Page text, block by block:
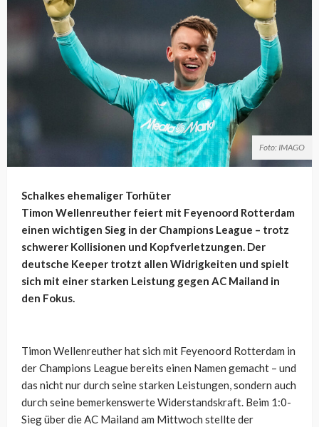
Foto: IMAGO
Schalkes ehemaliger Torhüter
Timon Wellenreuther feiert mit Feyenoord Rotterdam
einen wichtigen Sieg in der Champions League – trotz
schwerer Kollisionen und Kopfverletzungen. Der
deutsche Keeper trotzt allen Widrigkeiten und spielt
sich mit einer starken Leistung gegen AC Mailand in
den Fokus.
Timon Wellenreutherhat sich mit Feyenoord Rotterdam in
der Champions League bereits einen Namen gemacht – und
das nicht nur durch seine starken Leistungen, sondern auch
durch seine bemerkenswerte Widerstandskraft. Beim 1:0-
Sieg über die AC Mailand am Mittwoch stellte der